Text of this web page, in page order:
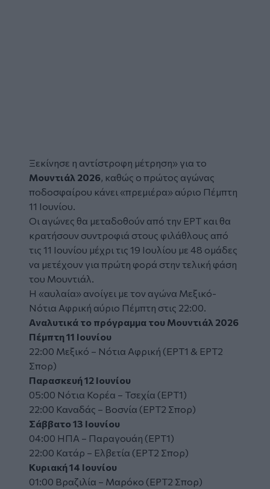
Ξεκίνησε η αντίστροφη μέτρηση» για το
Μουντιάλ 2026, καθώς ο πρώτος αγώνας
ποδοσφαίρου κάνει «πρεμιέρα» αύριο Πέμπτη
11 Ιουνίου.
Οι αγώνες θα μεταδοθούν από την ΕΡΤ και θα
κρατήσουν συντροφιά στους φιλάθλους από
τις 11 Ιουνίου μέχρι τις 19 Ιουλίου με 48 ομάδες
να μετέχουν για πρώτη φορά στην τελική φάση
του Μουντιάλ.
Η «αυλαία» ανοίγει με τον αγώνα Μεξικό-
Νότια Αφρική αύριο Πέμπτη στις 22:00.
Αναλυτικά το πρόγραμμα του Μουντιάλ 2026
Πέμπτη 11 Ιουνίου
22:00 Μεξικό – Νότια Αφρική (ΕΡΤ1 & ΕΡΤ2
Σπορ)
Παρασκευή 12 Ιουνίου
05:00 Νότια Κορέα – Τσεχία (ΕΡΤ1)
22:00 Καναδάς – Βοσνία (ΕΡΤ2 Σπορ)
Σάββατο 13 Ιουνίου
04:00 ΗΠΑ – Παραγουάη (ΕΡΤ1)
22:00 Κατάρ – Ελβετία (ΕΡΤ2 Σπορ)
Κυριακή 14 Ιουνίου
01:00 Βραζιλία – Μαρόκο (ΕΡΤ2 Σπορ)